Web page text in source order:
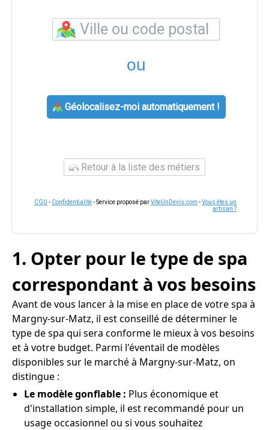
ou
Géolocalisez-moi automatiquement !
Retour à la liste des métiers
CGU - Confidentialité- Service proposé parViteUnDevis.com -Vous êtes un
artisan ?
1. Opter pour le type de spa
correspondant à vos besoins
Avant de vous lancer à la mise en place de votre spa à
Margny-sur-Matz, il est conseillé de déterminer le
type de spa qui sera conforme le mieux à vos besoins
et à votre budget. Parmi l'éventail de modèles
disponibles sur le marché à Margny-sur-Matz, on
distingue :
Le modèle gonflable : Plus économique et
d'installation simple, il est recommandé pour un
usage occasionnel ou si vous souhaitez